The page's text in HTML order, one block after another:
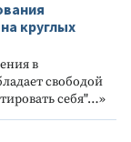
круглых
в
свободой
себя"…»